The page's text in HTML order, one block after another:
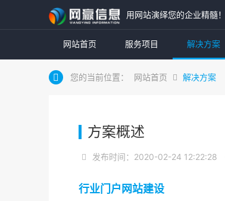
用网站演绎您的企业精髓！
网站首页 服务项目 解决方案
您的当前位置： 网站首页 解决方案
方案概述
发布时间：2020-02-24 12:22:28
行业门户网站建设